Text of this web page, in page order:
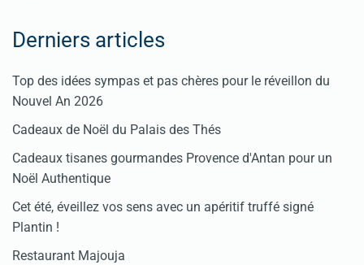
Derniers articles
Top des idées sympas et pas chères pour le réveillon du
Nouvel An 2026
Cadeaux de Noël du Palais des Thés
Cadeaux tisanes gourmandes Provence d'Antan pour un
Noël Authentique
Cet été, éveillez vos sens avec un apéritif truffé signé
Plantin !
Restaurant Majouja